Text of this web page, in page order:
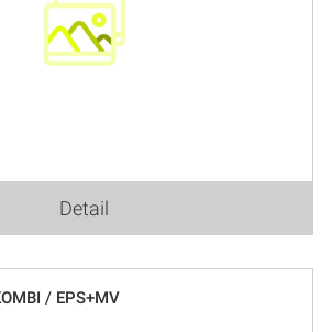
Detail
/ EPS+MV